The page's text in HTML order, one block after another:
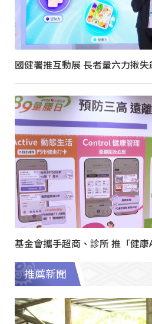
國健署推互動展 長者量六力揪
基金會攜手超商、診所 推「健康
推薦新聞